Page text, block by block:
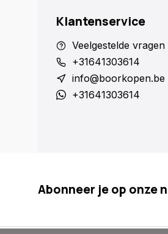
Klantenservice
Veelgestelde vragen
+31641303614
info@boorkopen.be
+31641303614
Abonneer je op onze